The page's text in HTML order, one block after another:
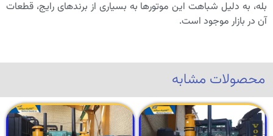
بله، به دلیل شباهت این موتورها به بسیاری از برندهای رایج، قطعات
آن در بازار موجود است.
محصولات مشابه